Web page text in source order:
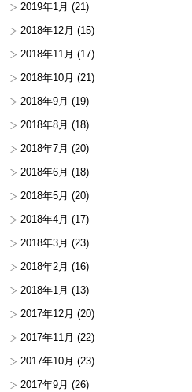
2019年1月 (21)
2018年12月 (15)
2018年11月 (17)
2018年10月 (21)
2018年9月 (19)
2018年8月 (18)
2018年7月 (20)
2018年6月 (18)
2018年5月 (20)
2018年4月 (17)
2018年3月 (23)
2018年2月 (16)
2018年1月 (13)
2017年12月 (20)
2017年11月 (22)
2017年10月 (23)
2017年9月 (26)